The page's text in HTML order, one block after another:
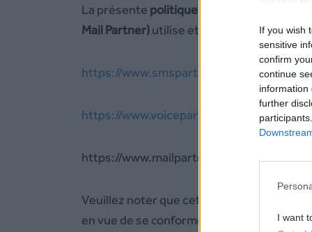
If you wish
sensitive
confirm
continue
information
further
I want
La présente politique de confidentialité
Mail Partner)utilise et protège les
https://www.smspartner.fr/
https://www.voicepartner.fr/
https://www.mailpartner.fr/
Veuillez noter que cette politique de
en vue de se conformer à toute évolution